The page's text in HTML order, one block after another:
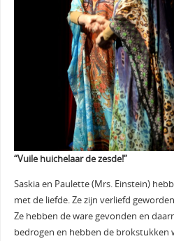
“Vuile huichelaar de zesde!”
Saskia en Paulette (Mrs. Einstein)
met de liefde. Ze zijn verliefd
Ze hebben de ware gevonden en
bedrogen en hebben de brokstukken